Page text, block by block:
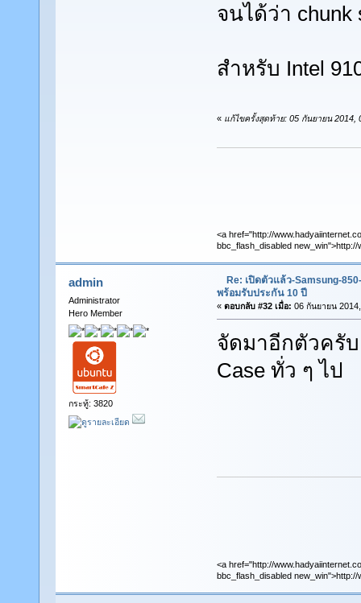
จนได้ว่า
สำหรับ Intel
« แก้ไขครั้งสุดท้าย: 05 กันยายน 2014,
<a href="http://
bbc_flash_disabled
admin
Administrator
Hero Member
กระทู้: 3820
Re: เปิดตัวแล้ว-Samsung-
พร้อมรับประกัน 10 ปี
« ตอบกลับ #32 เมื่อ: 06 กันยายน
จัดมาอีกตัวครั
Case ทั่ว ๆ ไป
<a href="http://
bbc_flash_disabled